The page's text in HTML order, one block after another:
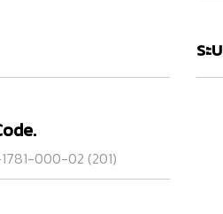
000-02 (201)
ระ